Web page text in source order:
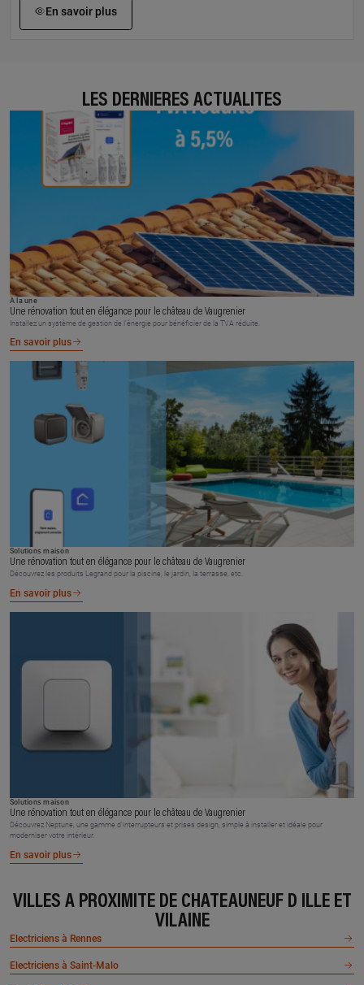
En savoir plus
LES DERNIÈRES ACTUALITÉS
À la une
Une rénovation tout en élégance pour le château de Vaugrenier
Installez un système de gestion de l’énergie pour bénéficier de la TVA réduite.
En savoir plus
Solutions maison
Une rénovation tout en élégance pour le château de Vaugrenier
Découvrez les produits Legrand pour la piscine, le jardin, la terrasse, etc.
En savoir plus
Solutions maison
Une rénovation tout en élégance pour le château de Vaugrenier
Découvrez Neptune, une gamme d’interrupteurs et prises design, simple à installer et idéale pour
moderniser votre intérieur.
En savoir plus
VILLES À PROXIMITÉ DE CHATEAUNEUF D ILLE ET
VILAINE
Electriciens à Rennes
Electriciens à Saint-Malo